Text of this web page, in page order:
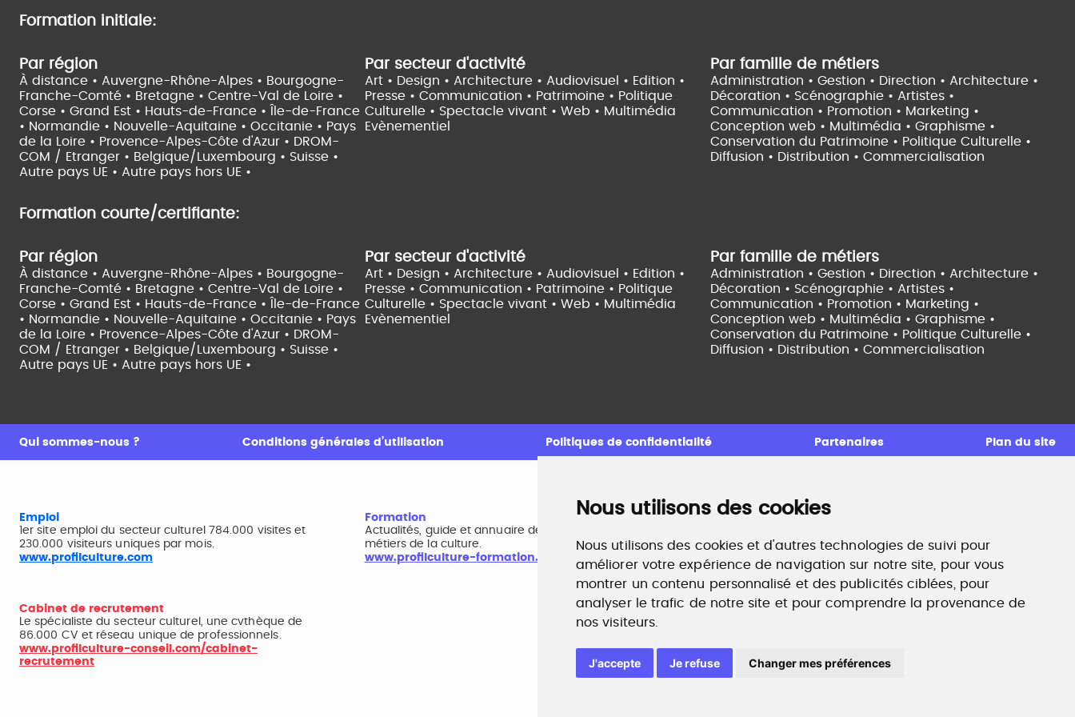
Nous utilisons des cookies
Nous utilisons des cookies et d'autres technologies de suivi pour
améliorer votre expérience de navigation sur notre site, pour vous
montrer un contenu personnalisé et des publicités ciblées, pour
analyser le trafic de notre site et pour comprendre la provenance de
nos visiteurs.
J'accepte Je refuse Changer mes préférences
Formation initiale:
Par région
À distance • Auvergne-Rhône-Alpes • Bourgogne-
Franche-Comté • Bretagne • Centre-Val de Loire •
Corse • Grand Est • Hauts-de-France •
Île-de-France
• Normandie • Nouvelle-Aquitaine • Occitanie • Pays
de la Loire • Provence-Alpes-Côte d'Azur • DROM-
COM / Etranger • Belgique/Luxembourg • Suisse •
Autre pays UE • Autre pays hors UE •
Par secteur d'activité
Art • Design • Architecture • Audiovisuel • Edition •
Presse • Communication • Patrimoine • Politique
Culturelle • Spectacle vivant • Web • Multimédia
Evènementiel
Par famille de métiers
Administration • Gestion • Direction • Architecture •
Décoration • Scénographie • Artistes •
Communication • Promotion • Marketing •
Conception web • Multimédia • Graphisme •
Conservation du Patrimoine • Politique Culturelle •
Diffusion • Distribution • Commercialisation
Formation courte/certifiante:
Par région
À distance • Auvergne-Rhône-Alpes • Bourgogne-
Franche-Comté • Bretagne • Centre-Val de Loire •
Corse • Grand Est • Hauts-de-France •
Île-de-France
• Normandie • Nouvelle-Aquitaine • Occitanie • Pays
de la Loire • Provence-Alpes-Côte d'Azur • DROM-
COM / Etranger • Belgique/Luxembourg • Suisse •
Autre pays UE • Autre pays hors UE •
Par secteur d'activité
Art • Design • Architecture • Audiovisuel • Edition •
Presse • Communication • Patrimoine • Politique
Culturelle • Spectacle vivant • Web • Multimédia
Evènementiel
Par famille de métiers
Administration • Gestion • Direction • Architecture •
Décoration • Scénographie • Artistes •
Communication • Promotion • Marketing •
Conception web • Multimédia • Graphisme •
Conservation du Patrimoine • Politique Culturelle •
Diffusion • Distribution • Commercialisation
Qui sommes-nous ? Conditions générales d’utilisation Politiques de confidentialité Partenaires Plan du site
Emploi
1er site emploi du secteur culturel 784.000 visites et
230.000 visiteurs uniques par mois.
www.profilculture.com
Formation
Actualités, guide et annuaire des formations aux
métiers de la culture.
www.profilculture-formation.com
Accompagnement professionnel
recherche d'emploi, entretien conseil.
www.profilculture-competences.com
Cabinet de recrutement
Le spécialiste du secteur culturel, une cvthèque de
86.000 CV et réseau unique de professionnels.
www.profilculture-conseil.com/cabinet-
recrutement